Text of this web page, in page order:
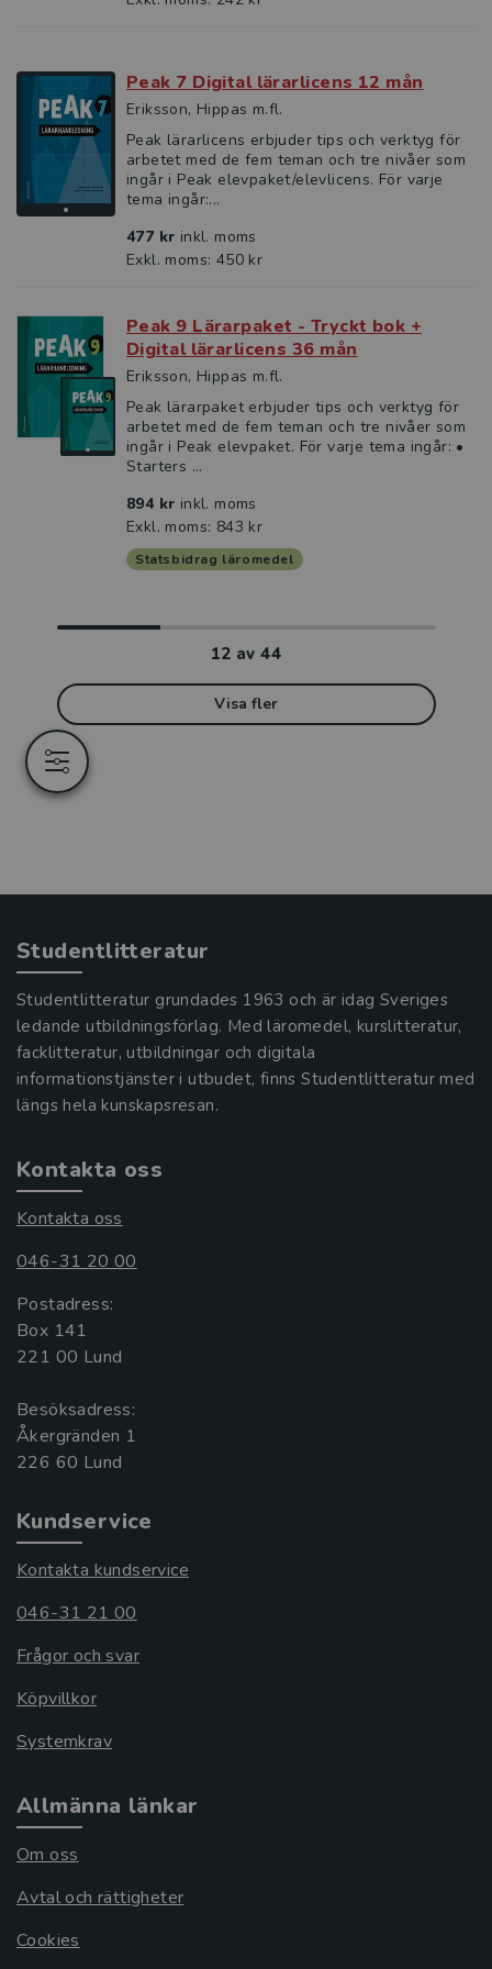
Peak 7 Digital lärarlicens 12 mån
Eriksson, Hippas m.fl.
Peak lärarlicens erbjuder tips och verktyg för
arbetet med de fem teman och tre nivåer som
ingår i Peak elevpaket/elevlicens. För varje
tema ingår:...
477 kr inkl. moms
Exkl. moms: 450 kr
Peak 9 Lärarpaket - Tryckt bok +
Digital lärarlicens 36 mån
Eriksson, Hippas m.fl.
Peak lärarpaket erbjuder tips och verktyg för
arbetet med de fem teman och tre nivåer som
ingår i Peak elevpaket. För varje tema ingår: •
Starters ...
894 kr inkl. moms
Exkl. moms: 843 kr
Statsbidrag läromedel
12 av44
Visa fler
Studentlitteratur
Studentlitteratur grundades 1963 och är idag Sveriges
ledande utbildningsförlag. Med läromedel, kurslitteratur,
facklitteratur, utbildningar och digitala
informationstjänster i utbudet, finns Studentlitteratur med
längs hela kunskapsresan.
Kontakta oss
Kontakta oss
046-31 20 00
Postadress:
Box 141
221 00 Lund
Besöksadress:
Åkergränden 1
Kundservice
Kontakta kundservice
046-31 21 00
Frågor och svar
Köpvillkor
Systemkrav
Allmänna länkar
Om oss
Avtal och rättigheter
Cookies